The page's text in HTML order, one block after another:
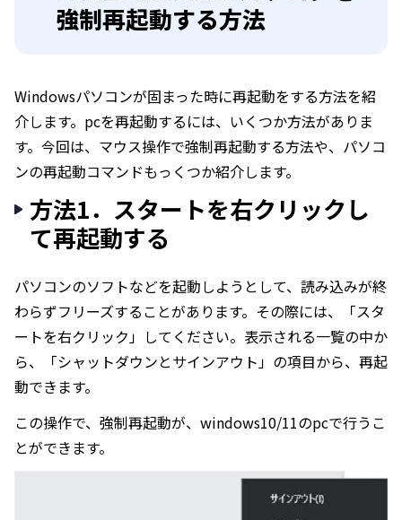
強制再起動する方法
Windowsパソコンが固まった時に再起動をする方法を紹
介します。pcを再起動するには、いくつか方法がありま
す。今回は、マウス操作で強制再起動する方法や、パソコ
ンの再起動コマンドもっくつか紹介します。
方法1．スタートを右クリックし
て再起動する
パソコンのソフトなどを起動しようとして、読み込みが終
わらずフリーズすることがあります。その際には、「スタ
ートを右クリック」してください。表示される一覧の中か
ら、「シャットダウンとサインアウト」の項目から、再起
動できます。
この操作で、強制再起動が、windows10/11のpcで行うこ
とができます。